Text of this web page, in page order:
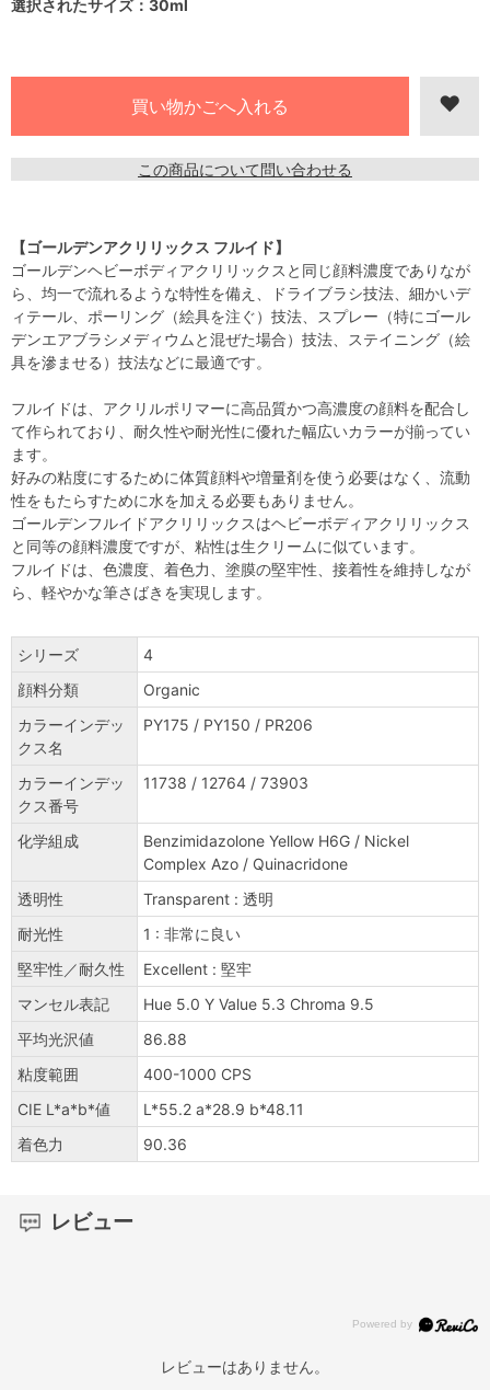
選択されたサイズ：30ml
この商品について問い合わせる
【ゴールデンアクリリックス フルイド】
ゴールデンヘビーボディアクリリックスと同じ顔料濃度でありなが
ら、均一で流れるような特性を備え、ドライブラシ技法、細かいデ
ィテール、ポーリング（絵具を注ぐ）技法、スプレー（特にゴール
デンエアブラシメディウムと混ぜた場合）技法、ステイニング（絵
具を滲ませる）技法などに最適です。
フルイドは、アクリルポリマーに高品質かつ高濃度の顔料を配合し
て作られており、耐久性や耐光性に優れた幅広いカラーが揃ってい
ます。
好みの粘度にするために体質顔料や増量剤を使う必要はなく、流動
性をもたらすために水を加える必要もありません。
ゴールデンフルイドアクリリックスはヘビーボディアクリリックス
と同等の顔料濃度ですが、粘性は生クリームに似ています。
フルイドは、色濃度、着色力、塗膜の堅牢性、接着性を維持しなが
ら、軽やかな筆さばきを実現します。
シリーズ
4
顔料分類
Organic
カラーインデッ
クス名
PY175 / PY150 / PR206
カラーインデッ
クス番号
11738 / 12764 / 73903
化学組成
Benzimidazolone Yellow H6G / Nickel
Complex Azo / Quinacridone
透明性
Transparent : 透明
耐光性
1 : 非常に良い
堅牢性／耐久性
Excellent : 堅牢
マンセル表記
Hue 5.0 Y Value 5.3 Chroma 9.5
平均光沢値
86.88
粘度範囲
400-1000 CPS
CIE L*a*b*値
L*55.2 a*28.9 b*48.11
着色力
90.36
レビュー
レビューはありません。